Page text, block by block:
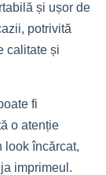
și ușor de
potrivită
calitate și
fi
o atenție
look încărcat,
imprimeul.